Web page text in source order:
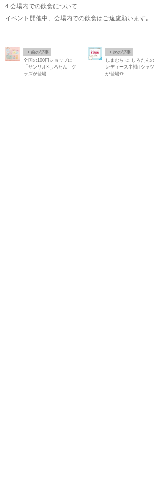
4.会場内での飲食について
イベント開催中、会場内での飲食はご遠慮願います｡
Ô 前の記事
全国の100円ショップに
「サンリオ×しろたん」グ
ッズが登場
× 次の記事
しまむら に しろたんの
レディース半袖Tシャツ
が登場👕